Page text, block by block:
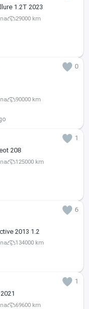
1.2T 2023
29000 km
0
90000 km
1
208
125000 km
6
2013 1.2
134000 km
1
69600 km